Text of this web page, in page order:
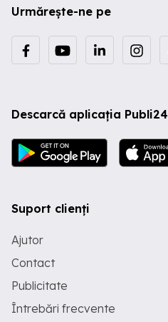
Urmărește-ne pe
Descarcă aplicația Publi24
Suport clienți
Ajutor
Contact
Publicitate
Întrebări frecvente